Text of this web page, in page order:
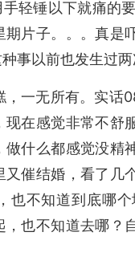
轻锤以下就痛的
片子。。。真是
事以前也发生过
一无所有。实话
在感觉非常不舒
什么都感觉没
催结婚，看了几
也不知道到底哪
也不知道去哪？